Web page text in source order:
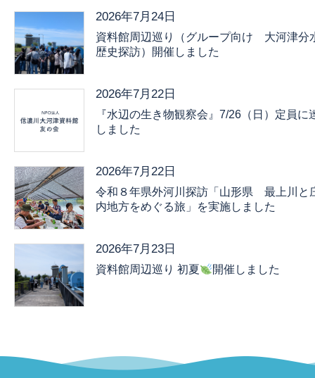
2026年7月24日
資料館周辺巡り（グループ向け 大河津分
歴史探訪）開催しました
2026年7月22日
『水辺の生き物観察会』7/26（日）定員に
しました
2026年7月22日
令和８年県外河川探訪「山形県 最上川と
内地方をめぐる旅」を実施しました
2026年7月23日
資料館周辺巡り 初夏 開催しました